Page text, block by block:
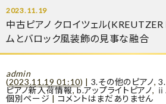
2023.11.19
中古ピアノ クロイツェル
ムとバロック風装飾の見事な融合
admin
(2023.11.19 01:10) | 3.その他のピアノ,
ピアノ新入荷情報,b.アップライトピアノ,
個別ページ | コメントはまだありません